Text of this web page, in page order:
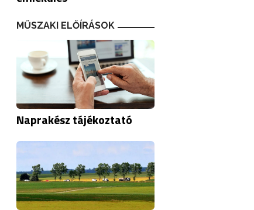
MŰSZAKI ELŐÍRÁSOK
Naprakész tájékoztató